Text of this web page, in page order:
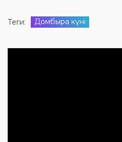
Теги: Домбыра күні